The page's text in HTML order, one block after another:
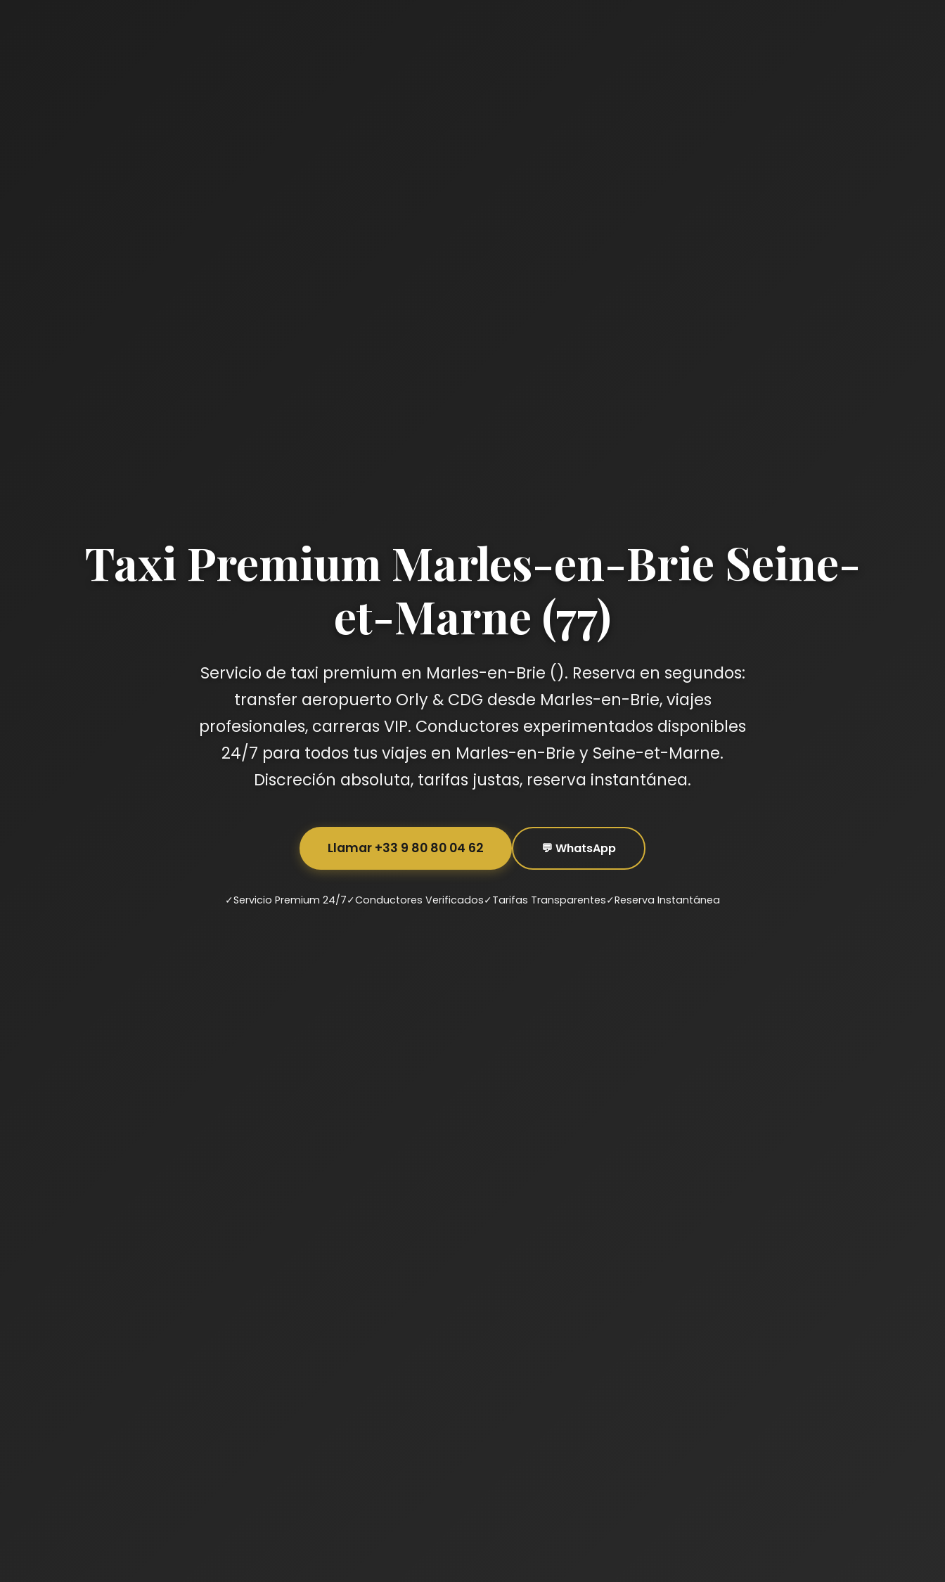
Taxi Premium Marles-en-Brie Seine-
et-Marne (77)
Servicio de taxi premium en Marles-en-Brie (). Reserva en segundos:
transfer aeropuerto Orly & CDG desde Marles-en-Brie, viajes
profesionales, carreras VIP. Conductores experimentados disponibles
24/7 para todos tus viajes en Marles-en-Brie y Seine-et-Marne.
Discreción absoluta, tarifas justas, reserva instantánea.
Llamar +33 9 80 80 04 62 💬 WhatsApp
✓Servicio Premium 24/7✓Conductores Verificados✓Tarifas Transparentes✓Reserva Instantánea